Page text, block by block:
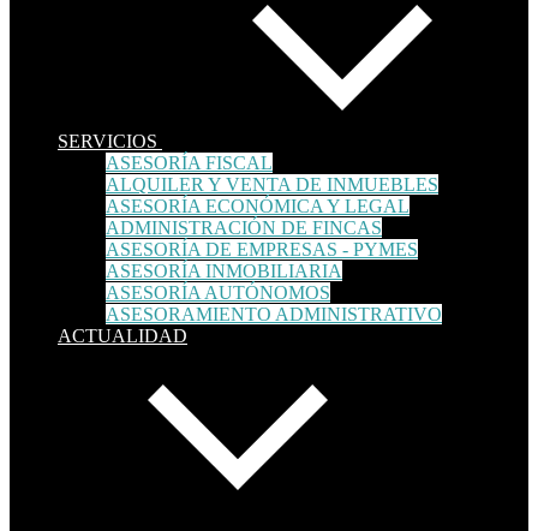
SERVICIOS
ASESORÍA FISCAL
ALQUILER Y VENTA DE INMUEBLES
ASESORÍA ECONÓMICA Y LEGAL
ADMINISTRACIÓN DE FINCAS
ASESORÍA DE EMPRESAS - PYMES
ASESORÍA INMOBILIARIA
ASESORÍA AUTÓNOMOS
ASESORAMIENTO ADMINISTRATIVO
ACTUALIDAD